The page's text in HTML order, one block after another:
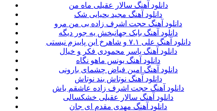
دانلود آهنگ سالار عقیلی ماه من
دانلود آهنگ مجید یحیایی شک
دانلود آهنگ حجت اشرف زاده بی من مرو
دانلود آهنگ بابک جهانبخش یه جور دیگه
دانلود آهنگ علی ۷.۱ و شاهرخ این پاییزم نیستی
دانلود آهنگ یاسر محمودی فکر و خیال
دانلود آهنگ یونس ماهو نگاه
دانلود آهنگ امین فیاض چشمای بارونی
دانلود آهنگ نوتاش بند نوتاش
دانلود آهنگ حجت اشرف زاده عاشقم باش
دانلود آهنگ سالار عقیلی خشکسالی
دانلود آهنگ مهدی مقدم ای جان